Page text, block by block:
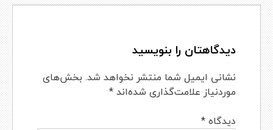
دیدگاهتان را بنویسید
نشانی ایمیل شما منتشر نخواهد شد. بخش‌های
موردنیاز علامت‌گذاری شده‌اند*
دیدگاه*